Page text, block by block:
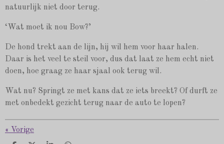
natuurlijk niet door terug.
‘Wat moet ik nou Bow?’
De hond trekt aan de lijn, hij wil hem voor haar halen.
Daar is het veel te steil voor, dus dat laat ze hem echt niet
doen, hoe graag ze haar sjaal ook terug wil.
Wat nu? Springt ze met kans dat ze iets breekt? Of durft ze
met onbedekt gezicht terug naar de auto te lopen?
« Vorige